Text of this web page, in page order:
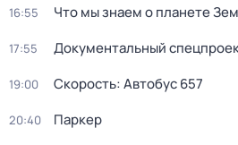
16:55 Что мы знаем о планете
17:55 Документальный
19:00 Скорость: Автобус 657
20:40 Пapкер